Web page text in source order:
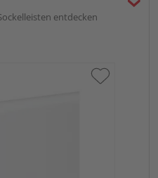
entdecken